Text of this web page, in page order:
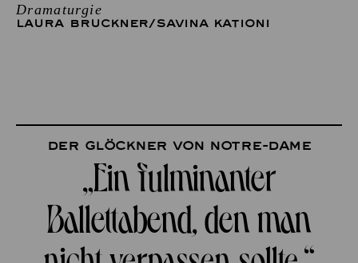
Dramaturgie
LAURA BRUCKNER/SAVINA KATIONI
Der Glöckner von Notre-Dame
„Ein fulminanter
Ballettabend, den man